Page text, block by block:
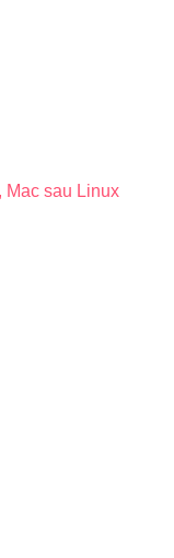
Mac sau Linux